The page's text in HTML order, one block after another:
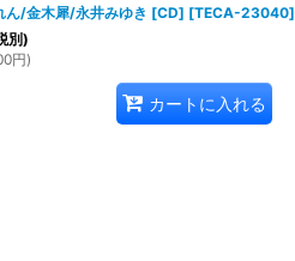
ん/金木犀/永井みゆき [CD] [TECA-23040]
別)
円)
カートに入れる